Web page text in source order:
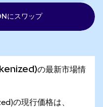
にスワップ
の最新市場情
の現行価格は、